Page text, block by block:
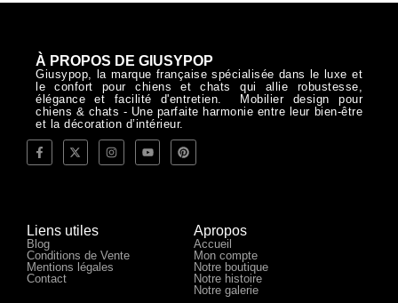
À PROPOS DE GIUSYPOP
Giusypop, la marque française spécialisée dans le luxe et
le confort pour chiens et chats qui allie robustesse,
élégance et facilité d'entretien. Mobilier design pour
chiens & chats - Une parfaite harmonie entre leur bien-être
et la décoration d’intérieur.
Liens utiles
Blog
Conditions de Vente
Mentions légales
Contact
Apropos
Accueil
Mon compte
Notre boutique
Notre histoire
Notre galerie